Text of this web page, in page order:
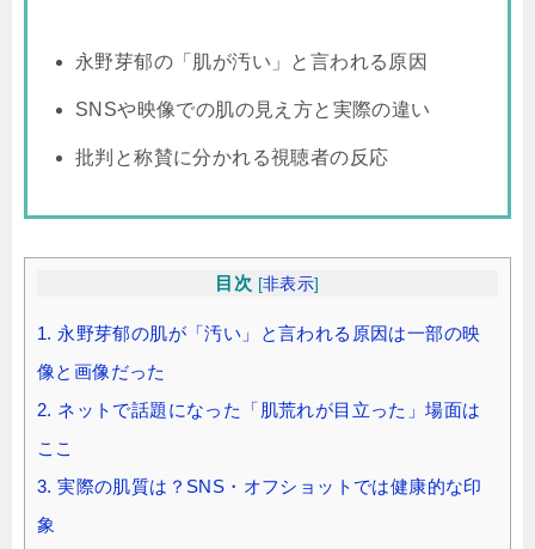
永野芽郁の「肌が汚い」と言われる原因
SNSや映像での肌の見え方と実際の違い
批判と称賛に分かれる視聴者の反応
目次 [非表示]
1. 永野芽郁の肌が「汚い」と言われる原因は一部の映
像と画像だった
2. ネットで話題になった「肌荒れが目立った」場面は
ここ
3. 実際の肌質は？SNS・オフショットでは健康的な印
象